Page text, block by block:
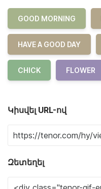
GOOD MORNING
HAVE A GOOD DAY
CHICK FLOWER
Կիսվել URL-ով
Զետեղել